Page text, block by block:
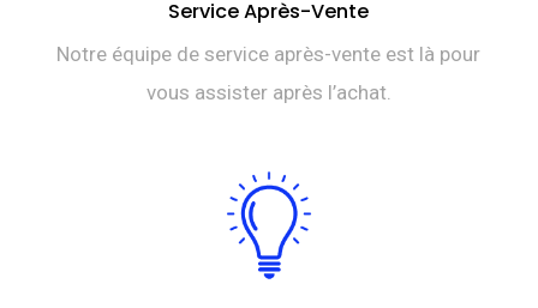
Service Après-Vente
Notre équipe de service après-vente est là pour
vous assister après l’achat.